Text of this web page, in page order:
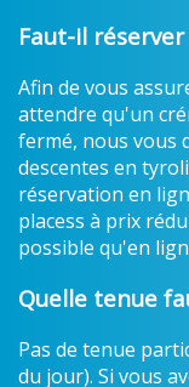
Faut-il réserver
Afin de vous
attendre qu'un
fermé, nous vous
descentes en
réservation en
placess à prix
possible qu'en
Quelle tenue
Pas de tenue
du jour). Si vous